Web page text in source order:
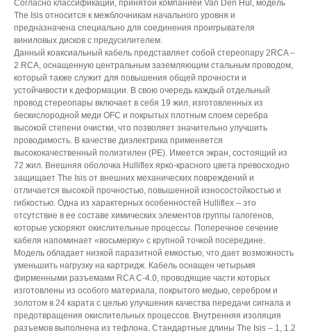
Согласно классификации, принятой компанией Van Den Hul, модель
The Isis относится к межблочникам начального уровня и
предназначена специально для соединения проигрывателя
виниловых дисков с предусилителем.
Данный коаксиальный кабель представляет собой стереопару 2RCA –
2 RCA, оснащенную центральным заземляющим стальным проводом,
который также служит для повышения общей прочности и
устойчивости к деформации. В свою очередь каждый отдельный
провод стереопары включает в себя 19 жил, изготовленных из
бескислородной меди OFC и покрытых плотным слоем серебра
высокой степени очистки, что позволяет значительно улучшить
проводимость. В качестве диэлектрика применяется
высококачественный полиэтилен (PE). Имеется экран, состоящий из
72 жил. Внешняя оболочка Hulliflex ярко-красного цвета превосходно
защищает The Isis от внешних механических повреждений и
отличается высокой прочностью, повышенной износостойкостью и
гибкостью. Одна из характерных особенностей Hulliflex – это
отсутствие в ее составе химических элементов группы галогенов,
которые ускоряют окислительные процессы. Поперечное сечение
кабеля напоминает «восьмерку» с крупной точкой посередине.
Модель обладает низкой паразитной емкостью, что дает возможность
уменьшить нагрузку на картридж. Кабель оснащен четырьмя
фирменными разъемами RCA C-4.0, проводящие части которых
изготовлены из особого материала, покрытого медью, серебром и
золотом в 24 карата с целью улучшения качества передачи сигнала и
предотвращения окислительных процессов. Внутренняя изоляция
разъемов выполнена из тефлона. Стандартные длины The Isis – 1, 1.2